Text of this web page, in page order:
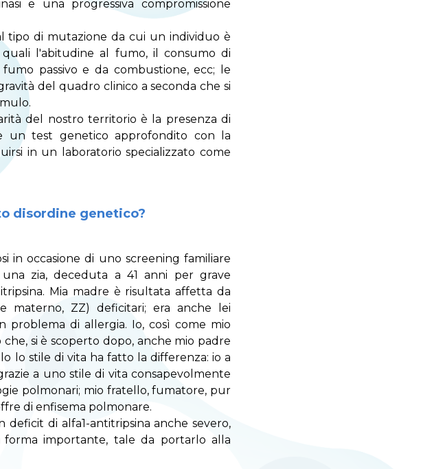
e una progressiva compromissione
tipo di mutazione da cui un individuo è
l'abitudine al fumo, il consumo di
passivo e da combustione, ecc; le
del quadro clinico a seconda che si
del nostro territorio è la presenza di
un test genetico approfondito con la
in un laboratorio specializzato come
disordine genetico?
in occasione di uno screening familiare
zia, deceduta a 41 anni per grave
Mia madre è risultata affetta da
materno, ZZ) deficitari; era anche lei
problema di allergia. Io, così come mio
si è scoperto dopo, anche mio padre
lo stile di vita ha fatto la differenza: io a
a uno stile di vita consapevolmente
polmonari; mio fratello, fumatore, pur
di enfisema polmonare.
di alfa1-antitripsina anche severo,
importante, tale da portarlo alla